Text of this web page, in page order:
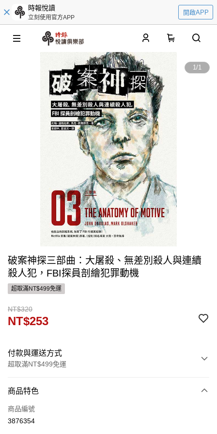
時報悅讀
立刻使用官方APP
開啟APP
1/1
破案神探三部曲：大屠殺、無差別殺人與連續
殺人犯，FBI探員剖繪犯罪動機
超取滿NT$499免運
NT$320
NT$253
付款與運送方式
超取滿NT$499免運
信用卡一次付款
ATM付款
商品特色
商品編號
3876354